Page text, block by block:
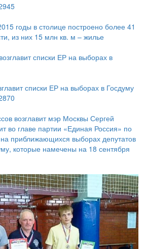
годы в столице построено более 41
из них 15 млн кв. м – жилье
списки ЕР на выборах в Госдуму
возглавит мэр Москвы Сергей
во главе партии «Единая Россия» по
приближающихся выборах депутатов
которые намечены на 18 сентября